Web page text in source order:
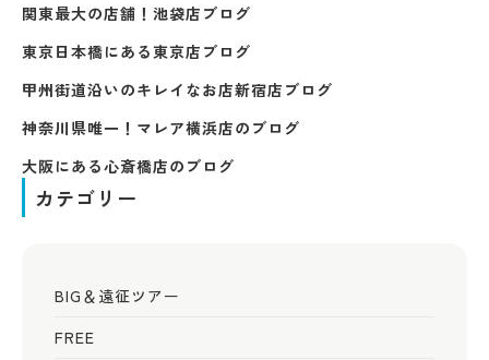
関東最大の店舗！ 池袋店ブログ
東京日本橋にある東京店ブログ
甲州街道沿いのキレイなお店新宿店ブログ
神奈川県唯一！ マレア横浜店のブログ
大阪にある心斎橋店のブログ
カテゴリー
BIG＆遠征ツアー
FREE